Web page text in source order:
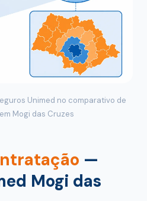
Unimed no comparativo de
Mogi das Cruzes
—
Mogi das